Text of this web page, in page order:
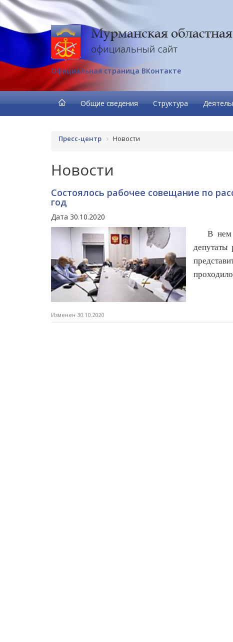
Официальная страница ВКонтакте
Общие сведения Структура
Пресс-центр Новости
Новости
Состоялось рабочее совещание по
год
Дата 30.10.2020
В нем
депутаты
Изменен 30.10.2020